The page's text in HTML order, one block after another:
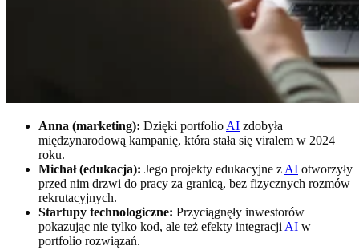
Anna (marketing): Dzięki portfolio AI zdobyła
międzynarodową kampanię, która stała się viralem w 2024
roku.
Michał (edukacja): Jego projekty edukacyjne z AI otworzyły
przed nim drzwi do pracy za granicą, bez fizycznych rozmów
rekrutacyjnych.
Startupy technologiczne: Przyciągnęły inwestorów
pokazując nie tylko kod, ale też efekty integracji AI w
portfolio rozwiązań.